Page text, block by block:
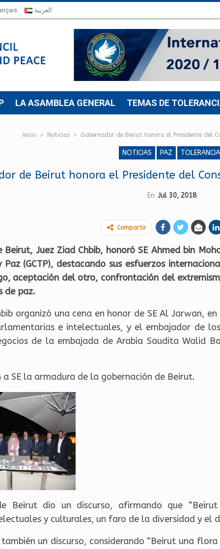
العربية
LA ASAMBLEA GENERAL TEMAS DE
Inicio Noticias Gobernador de Beirut honora el Presidente del
NOTICIAS PAZ TOLERANCIA
de Beirut honora el Presidente del
En Jul 30, 2018
Compartir
Beirut, Juez Ziad Chbib, honoró SE Ahmed bin
Paz (GCTP), destacando sus esfuerzos
aceptación del otro, confrontación del
de paz.
organizó una cena en honor de SE Al Jarwan,
e intelectuales, y el embajador de
de la embajada de Arabia Saudita Walid
a SE la armadura de la gobernación de Beirut.
Beirut dio un discurso, afirmando que
y culturales, un faro de la diversidad y el
un discurso, considerando “Beirut una